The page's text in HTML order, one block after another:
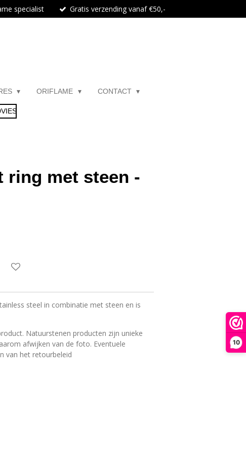
10
specialist Gratis verzending vanaf €50,-
ORIFLAME CONTACT
ring met steen -
steel in combinatie met steen en is
Natuurstenen producten zijn unieke
afwijken van de foto. Eventuele
van het retourbeleid